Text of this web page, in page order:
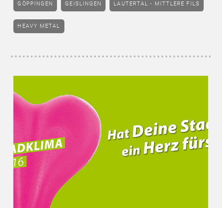
GÖPPINGEN GEISLINGEN LAUTERTAL - MITTLERE FILS
HEAVY METAL